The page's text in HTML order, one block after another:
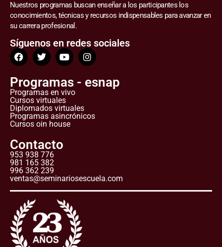
Nuestros programas buscan enseñar a los participantes los
conocimientos, técnicas y recursos indispensables para avanzar en
su carrera profesional.
Síguenos en redes sociales
Programas - esnap
Programas en vivo
Cursos virtuales
Diplomados virtuales
Programas asincrónicos
Cursos oin house
Contacto
953 938 776
981 165 382
996 362 239
ventas@seminariosescuela.com